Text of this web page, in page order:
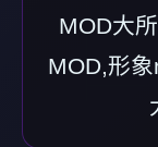
MOD大
MOD,形